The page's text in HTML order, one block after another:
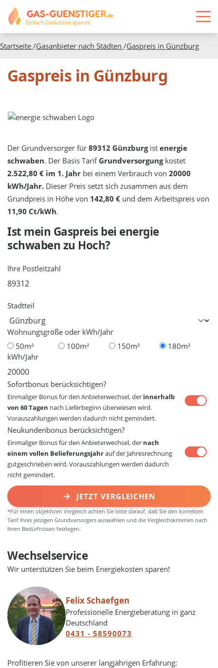
Startseite /Gasanbieter nach Städten /Gaspreis in Günzburg
Gaspreis in Günzburg
Der Grundversorger für89312 Günzburgistenergie
schwaben. Der Basis Tarif Grundversorgungkostet
2.522,80 € im 1. Jahr bei einem Verbrauch von20000
kWh/Jahr. Dieser Preis setzt sich zusammen aus dem
Grundpreis in Höhe von 142,80 € und dem Arbeitspreis von
11,90 Ct/kWh.
Ist mein Gaspreis bei energie
schwabenzu Hoch?
Ihre Postleitzahl
Stadtteil
Wohnungsgröße oder kWh/Jahr
50m²
100m² 150m²
180m²
kWh/Jahr
Sofortbonus berücksichtigen?
Einmaliger Bonus für den Anbieterwechsel, der innerhalb
von 60 Tagen nach Lieferbeginn überwiesen wird.
Vorauszahlungen werden dadurch nicht gemindert.
Neukundenbonus berücksichtigen?
Einmaliger Bonus für den Anbieterwechsel, der nach
einem vollen Belieferungsjahrauf der Jahresrechnung
gutgeschrieben wird. Vorauszahlungen werden dadurch
nicht gemindert.
JETZT VERGLEICHEN
*Für einen objektiven Vergleich achten Sie bitte darauf, daß Sie den korrekten
Tarif Ihres jetzigen Grundversorgers auswählen und die Vergleichskriterien nach
Ihren Bedürfnissen festlegen.
Wechselservice
Wir unterstützen Sie beim Energiekosten sparen!
Felix Schaefgen
Professionelle Energieberatung in ganz
Deutschland
0431 - 58590073
Profitieren Sie von unserer langjährigen Erfahrung: